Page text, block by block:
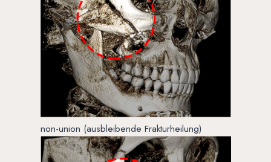
non-union (ausbleibende Frakturheilung)